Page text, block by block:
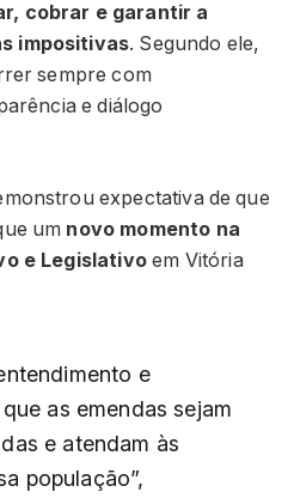
cobrar e garantir a
impositivas. Segundo ele,
sempre com
e diálogo
expectativa de que
um novo momento na
e Legislativoem Vitória
e
as emendas sejam
e atendam às
população”,